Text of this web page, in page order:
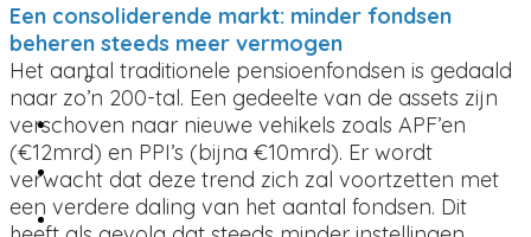
december
Virtuele events
Pensioen Pro Insights
Abonnementen
Technische specificaties
Een consoliderende markt: minder fondsen
beheren steeds meer vermogen
Het aantal traditionele pensioenfondsen is gedaald
naar zo’n 200-tal. Een gedeelte van de assets zijn
verschoven naar nieuwe vehikels zoals APF’en
(€12mrd) en PPI’s (bijna €10mrd). Er wordt
verwacht dat deze trend zich zal voortzetten met
een verdere daling van het aantal fondsen. Dit